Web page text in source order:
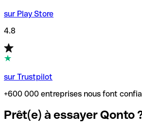
sur Play Store
4.8
sur Trustpilot
+600 000 entreprises nous font
Prêt(e) à essayer Qonto